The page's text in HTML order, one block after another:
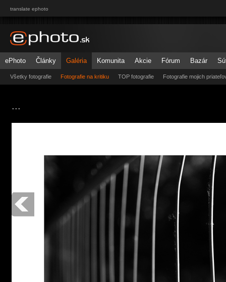
translate ephoto
ePhoto Články Galéria
Všetky fotografie Fotografie na kritiku TOP fotografie Fotografie mojich
Komunita Akcie Fórum Bazár
...